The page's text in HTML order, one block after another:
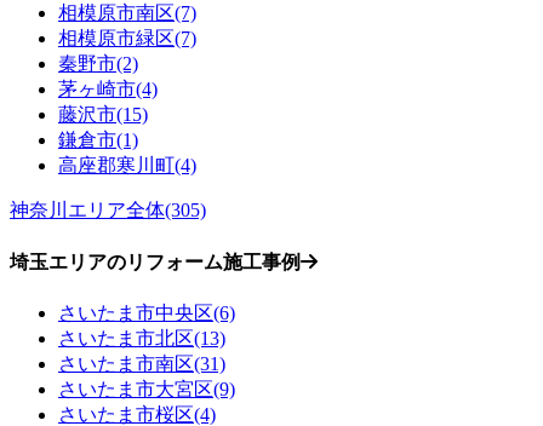
相模原市南区(7)
相模原市緑区(7)
秦野市(2)
茅ヶ崎市(4)
藤沢市(15)
鎌倉市(1)
高座郡寒川町(4)
神奈川エリア全体(305)
埼玉エリアのリフォーム施工事例
さいたま市中央区(6)
さいたま市北区(13)
さいたま市南区(31)
さいたま市大宮区(9)
さいたま市桜区(4)